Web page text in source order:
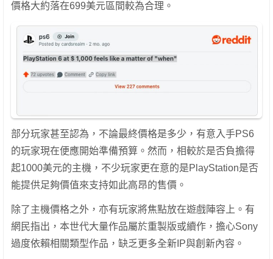
價格大約落在699美元區間較為合理。
部分玩家甚至認為，不論最終價格是多少，有意入手PS6
的玩家現在便應開始準備預算。然而，相較於是否負擔得
起1000美元的主機，不少玩家更在意的是PlayStation是否
能提供足夠價值來支持如此高昂的售價。
除了主機價格之外，亦有玩家將焦點放在遊戲陣容上。有
網民指出，本世代大量作品屬於重製版或續作，擔心Sony
過度依賴相關類型作品，缺乏更多全新IP與創新內容。